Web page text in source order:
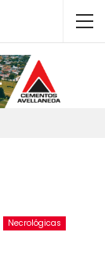
Necrológicas